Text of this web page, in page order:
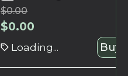
$0.00
$0.00
Loading... Buy